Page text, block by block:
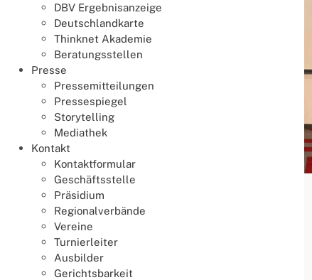
DBV Ergebnisanzeige
Deutschlandkarte
Thinknet Akademie
Beratungsstellen
Presse
Pressemitteilungen
Pressespiegel
Storytelling
Mediathek
Kontakt
Kontaktformular
Geschäftsstelle
Präsidium
Regionalverbände
Vereine
Turnierleiter
Ausbilder
Gerichtsbarkeit
65. Deutsche Mixed Paarmeisterschaft
2026
Meisterschaften
18. Juli 2026
Meisterschaften